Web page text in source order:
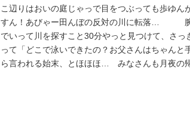
こ辺りはおいの庭じゃっで目をつぶっても歩ゆ
すん！あびゃー田んぼの反対の川に転落… 腕
でいって川を探すこと30分やっと見つけて、さ
って「どこで泳いできたの？お父さんはちゃん
ら言われる始末、とほほほ… みなさんも月夜の